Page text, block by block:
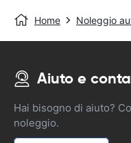
Home Noleggio
Aiuto e
Hai bisogno di aiuto?
noleggio.